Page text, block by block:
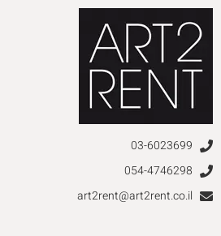
03-6023699
054-4746298
art2rent@art2rent.co.il